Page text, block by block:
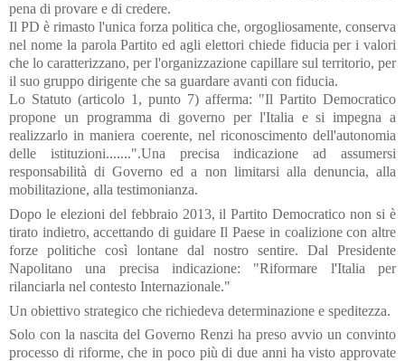
pena di provare e di credere.
Il PD è rimasto l'unica forza politica che, orgogliosamente, conserva
nel nome la parola Partito ed agli elettori chiede fiducia per i valori
che lo caratterizzano, per l'organizzazione capillare sul territorio, per
il suo gruppo dirigente che sa guardare avanti con fiducia.
Lo Statuto (articolo 1, punto 7) afferma: "Il Partito Democratico
propone un programma di governo per l'Italia e si impegna a
realizzarlo in maniera coerente, nel riconoscimento dell'autonomia
delle istituzioni.......".Una precisa indicazione ad assumersi
responsabilità di Governo ed a non limitarsi alla denuncia, alla
mobilitazione, alla testimonianza.
Dopo le elezioni del febbraio 2013, il Partito Democratico non si è
tirato indietro, accettando di guidare Il Paese in coalizione con altre
forze politiche così lontane dal nostro sentire. Dal Presidente
Napolitano una precisa indicazione: "Riformare l'Italia per
rilanciarla nel contesto Internazionale."
Un obiettivo strategico che richiedeva determinazione e speditezza.
Solo con la nascita del Governo Renzi ha preso avvio un convinto
processo di riforme, che in poco più di due anni ha visto approvate